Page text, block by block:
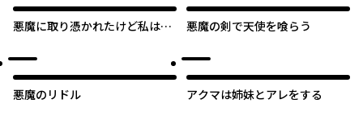
悪魔に取り憑かれたけど私はと
悪魔の剣で天使を喰らう
悪魔のリドル アクマは姉妹とアレをする